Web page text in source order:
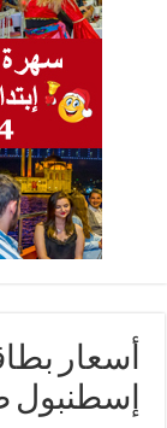
أسعار
إسطنبول